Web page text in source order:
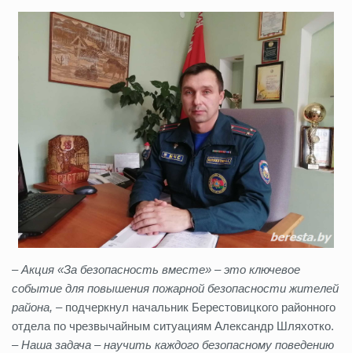
– Акция «За безопасность вместе» – это ключевое
событие для повышения пожарной безопасности жителей
района, – подчеркнул начальник Берестовицкого районного
отдела по чрезвычайным ситуациям Александр Шляхотко.
–Наша задача – научить каждого безопасному поведению